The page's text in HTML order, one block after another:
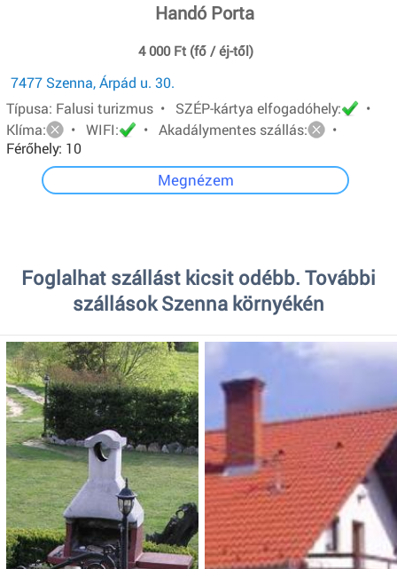
Handó Porta
4 000 Ft (fő / éj-től)
7477 Szenna, Árpád u. 30.
Típusa: Falusi turizmus • SZÉP-kártya elfogadóhely:
•
Klíma:
• WIFI: • Akadálymentes szállás:
•
Férőhely: 10
Megnézem
Foglalhat szállást kicsit odébb. További
szállások Szenna környékén